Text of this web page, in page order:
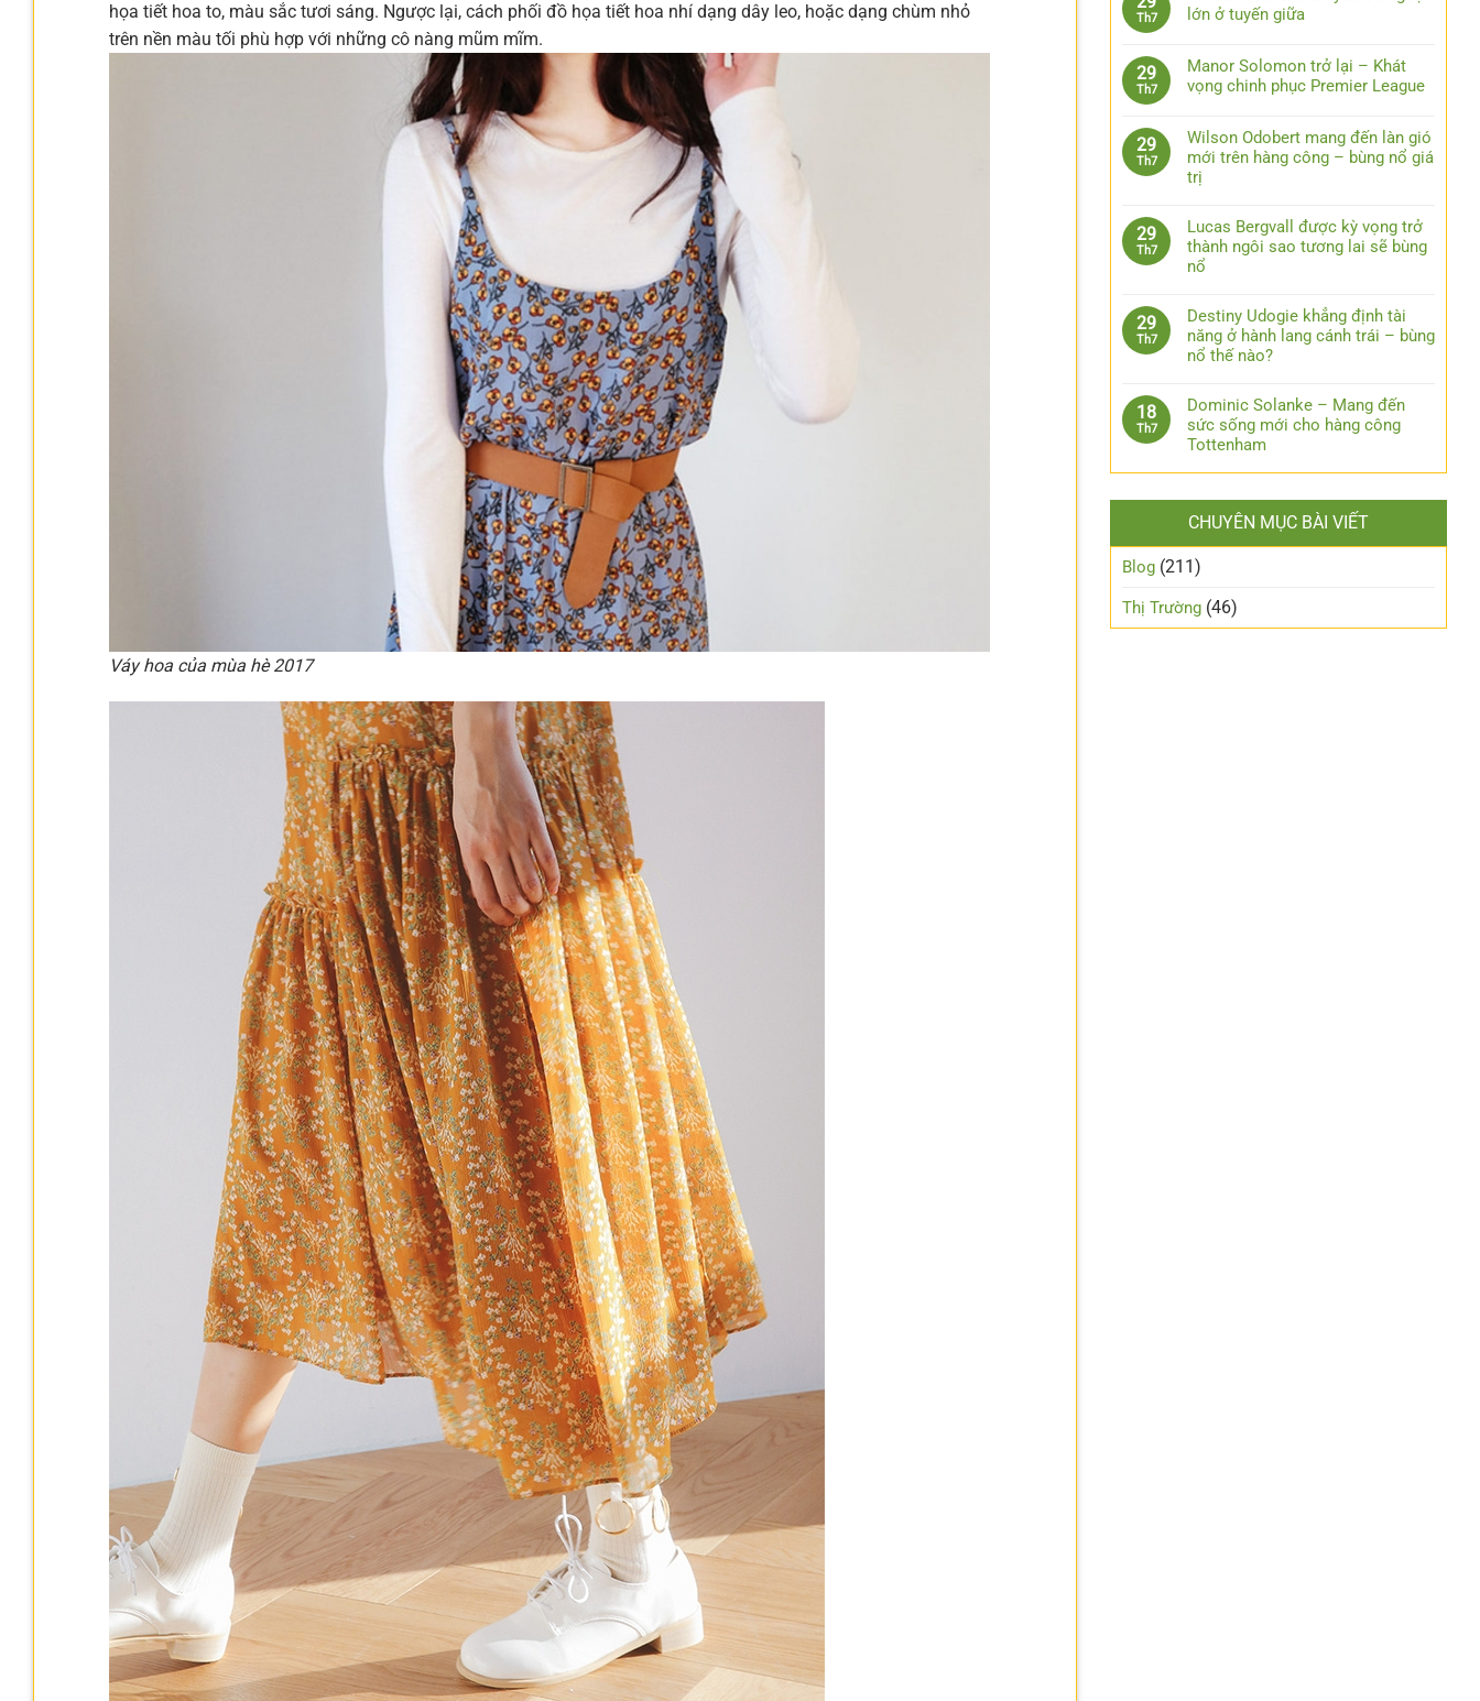
họa tiết hoa to, màu sắc tươi sáng. Ngược lại, cách phối đồ họa tiết hoa nhí dạng dây leo, hoặc dạng chùm nhỏ
trên nền màu tối phù hợp với những cô nàng mũm mĩm.
Váy hoa của mùa hè 2017
Th7
lớn ở tuyến giữa
29
Th7
Manor Solomon trở lại – Khát
vọng chinh phục Premier League
29
Th7
Wilson Odobert mang đến làn gió
mới trên hàng công – bùng nổ giá
trị
29
Th7
Lucas Bergvall được kỳ vọng trở
thành ngôi sao tương lai sẽ bùng
nổ
29
Th7
Destiny Udogie khẳng định tài
năng ở hành lang cánh trái – bùng
nổ thế nào?
18
Th7
Dominic Solanke – Mang đến
sức sống mới cho hàng công
Tottenham
CHUYÊN MỤC BÀI VIẾT
Blog (211)
Thị Trường (46)